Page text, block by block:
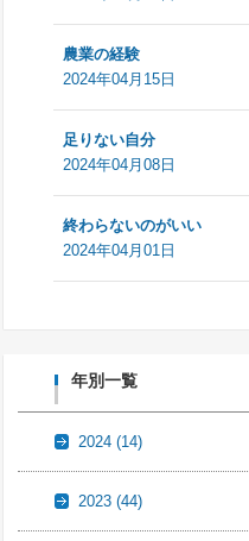
農業の経験
2024年04月15日
足りない自分
2024年04月08日
終わらないのがいい
2024年04月01日
年別一覧
2024(14)
2023(44)